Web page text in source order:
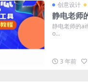
创意设计
静电老师
静电老师的
o...
3 年前